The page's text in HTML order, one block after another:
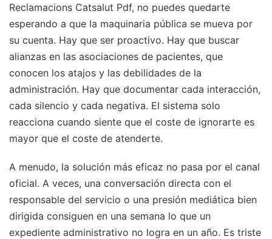
Reclamacions Catsalut Pdf, no puedes quedarte
esperando a que la maquinaria pública se mueva por
su cuenta. Hay que ser proactivo. Hay que buscar
alianzas en las asociaciones de pacientes, que
conocen los atajos y las debilidades de la
administración. Hay que documentar cada interacción,
cada silencio y cada negativa. El sistema solo
reacciona cuando siente que el coste de ignorarte es
mayor que el coste de atenderte.
A menudo, la solución más eficaz no pasa por el canal
oficial. A veces, una conversación directa con el
responsable del servicio o una presión mediática bien
dirigida consiguen en una semana lo que un
expediente administrativo no logra en un año. Es triste